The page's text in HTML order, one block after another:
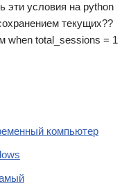
эти условия на python
текущих??
when total_sessions = 1
компьютер